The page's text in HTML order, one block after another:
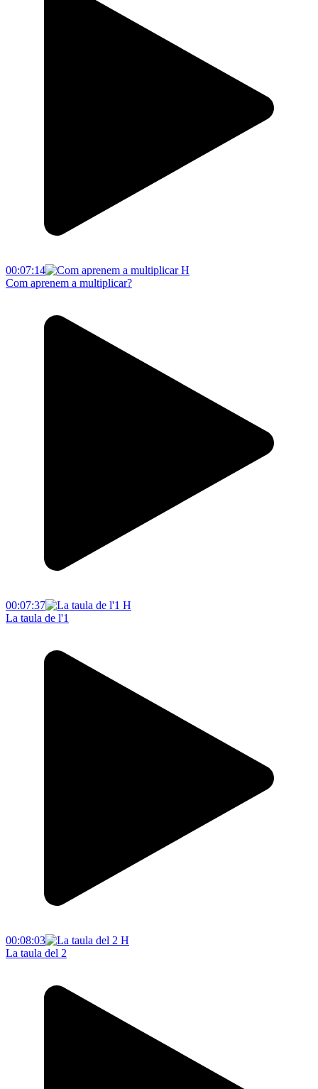
00:07:14
Com aprenem a multiplicar?
00:07:37
La taula de l'1
00:08:03
La taula del 2